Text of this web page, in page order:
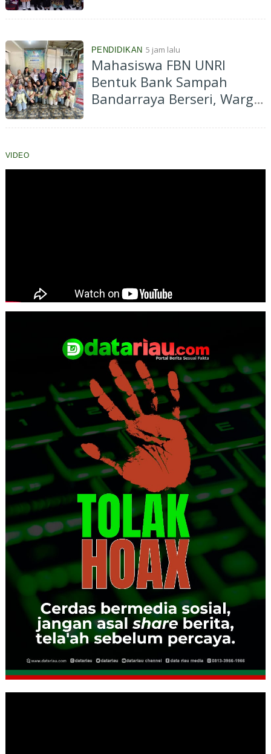
PENDIDIKAN 5 jam lalu
Mahasiswa FBN UNRI
Bentuk Bank Sampah
Bandarraya Berseri, Warga
Cuan
VIDEO